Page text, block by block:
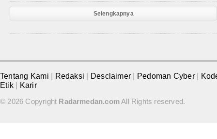
Selengkapnya
Tentang Kami Redaksi Desclaimer Pedoman Cyber
Etik
Karir
© 2026 Copyright Radarmedan.comAll Rights reserved.